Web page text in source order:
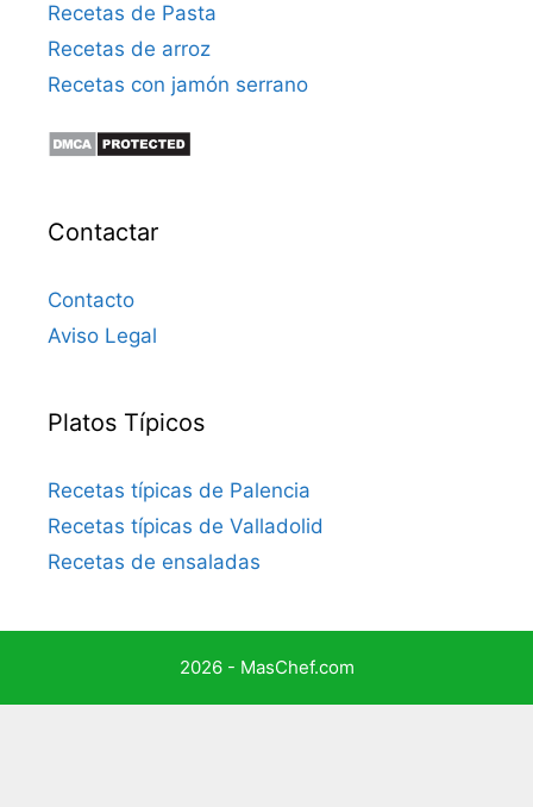
Recetas de Pasta
Recetas de arroz
Recetas con jamón serrano
Contactar
Contacto
Aviso Legal
Platos Típicos
Recetas típicas de Palencia
Recetas típicas de Valladolid
Recetas de ensaladas
2026 - MasChef.com